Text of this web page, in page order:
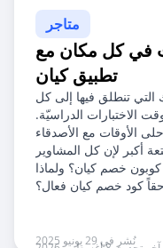
متاجر
في كل مكان مع
تطبيق كيان
تنطلق فيها إلى كل
الاختبارات الدراسيّة.
الأوقات مع الأصدقاء
أكبر لإن كل المشاوير
خصم كيان؟ ولماذا
كود خصم كيان فعال؟
نُشر في 29 يونيو 2025